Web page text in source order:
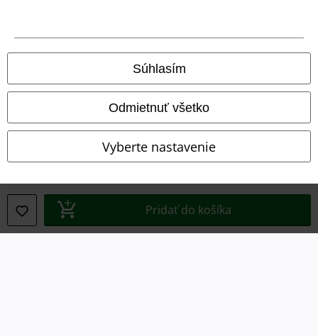
Súhlasím
Odmietnuť všetko
Vyberte nastavenie
Pridať do košíka
Právne informácie
Imprint
Ochrana osobných údajov
Likvidácia odpadu a ochrana životného prostredia
Vyhlásenie o zhode
Informácie o prístupnosti